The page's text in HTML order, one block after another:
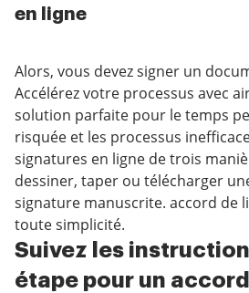
en ligne
Alors, vous devez signer un
Accélérez votre processus avec
solution parfaite pour le temps
risquée et les processus
signatures en ligne de trois
dessiner, taper ou télécharger
signature manuscrite. accord de
toute simplicité.
Suivez les
étape pour un